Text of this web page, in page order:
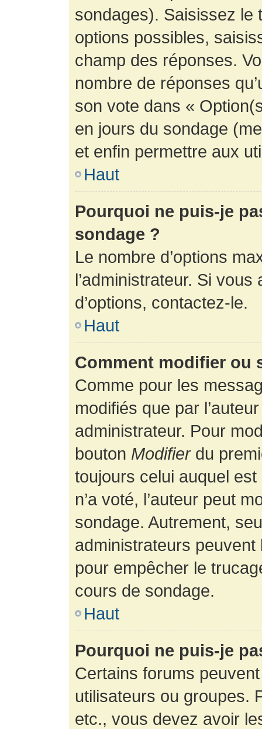
sondages). Saisissez le
options possibles,
champ des réponses.
nombre de réponses
son vote dans «
en jours du sondage
et enfin permettre aux
Haut
Pourquoi ne puis-je
sondage ?
Le nombre d’options
l’administrateur. Si
d’options, contactez-le.
Haut
Comment modifier ou
Comme pour les
modifiés que par
administrateur. Pour
bouton Modifierdu
toujours celui auquel
n’a voté, l’auteur peut
sondage. Autrement,
administrateurs
pour empêcher le
cours de sondage.
Haut
Pourquoi ne puis-je
Certains forums
utilisateurs ou groupes.
etc., vous devez avoir